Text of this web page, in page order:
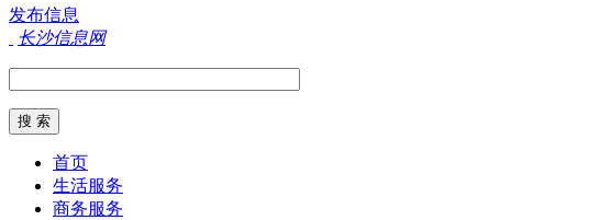
发布信息
长沙信息网
首页
生活服务
商务服务